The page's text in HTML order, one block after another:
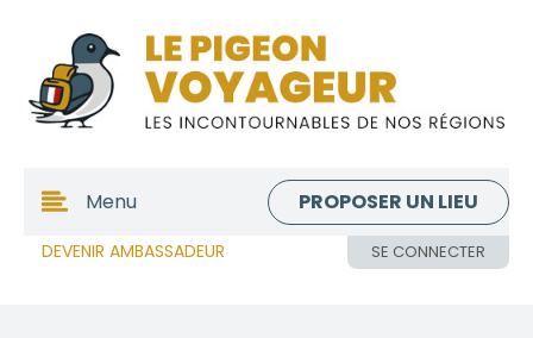
DEVENIR AMBASSADEUR SE CONNECTER
Menu PROPOSER UN LIEU